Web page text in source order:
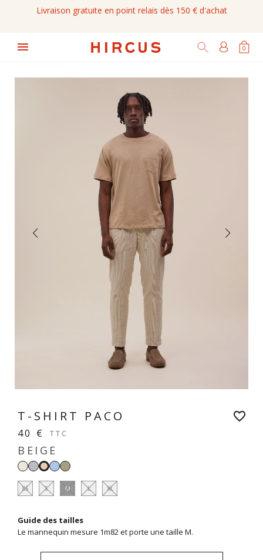
Livraison gratuite en point relais dès 150 € d'achat
0
T-SHIRT PACO
40 € TTC
BEIGE
Blanc
Gris
perle
Beige
Bleu
clairchiné
XS S M L XL
Guide des tailles
Le mannequin mesure 1m82 et porte une taille M.
favorite_border